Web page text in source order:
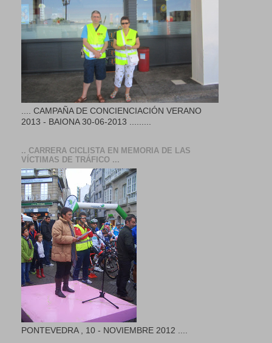
.... CAMPAÑA DE CONCIENCIACIÓN VERANO
2013 - BAIONA 30-06-2013 .........
.. CARRERA CICLISTA EN MEMORIA DE LAS
VÍCTIMAS DE TRÁFICO ...
PONTEVEDRA , 10 - NOVIEMBRE 2012 ....